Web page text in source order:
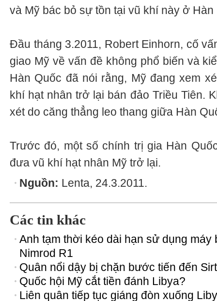
và Mỹ bác bỏ sự tồn tại vũ khí này ở Hàn
Đầu tháng 3.2011, Robert Einhorn, cố
giao Mỹ về vấn đề không phổ biến và
Hàn Quốc đã nói rằng, Mỹ đang xem
khí hạt nhân trở lại bán đảo Triều Tiên.
xét do căng thẳng leo thang giữa Hàn
Trước đó, một số chính trị gia Hàn
đưa vũ khí hạt nhân Mỹ trở lại.
Nguồn: Lenta, 24.3.2011.
Các tin khác
Anh tạm thời kéo dài hạn sử dụng máy
Nimrod R1
Quân nổi dậy bị chặn bước tiến đến
Quốc hội Mỹ cắt tiền đánh Libya?
Liên quân tiếp tục giáng đòn xuống